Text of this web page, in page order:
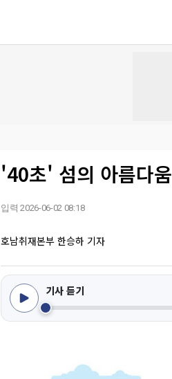
'40초' 섬의 아름다
입력 2026-06-02 08:18
호남취재본부 한승하 기자
기사 듣기